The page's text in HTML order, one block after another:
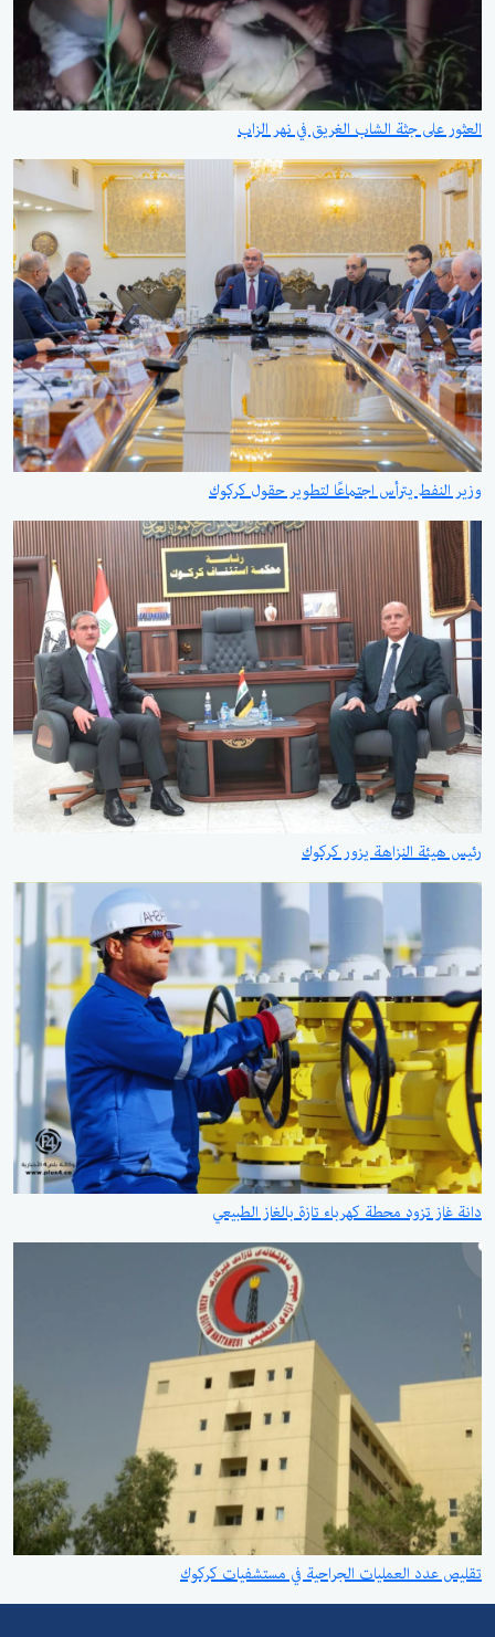
العثور على جثة الشاب الغريق في نهر الزاب
وزير النفط يترأس اجتماعًا لتطوير حقول كركوك
رئيس هيئة النزاهة يزور كركوك
دانة غاز تزود محطة كهرباء تازة بالغاز الطبيعي
تقليص عدد العمليات الجراحية في مستشفيات كركوك